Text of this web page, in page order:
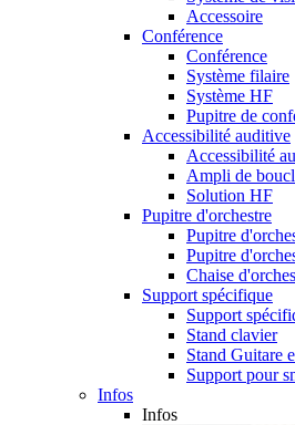
Accessoire
Conférence
Conférence
Système filaire
Système HF
Pupitre de
Accessibilité auditive
Accessibilité
Ampli de
Solution HF
Pupitre d'orchestre
Pupitre
Pupitre
Chaise
Support spécifique
Support
Stand clavier
Stand Guitare
Support pour
Infos
Infos